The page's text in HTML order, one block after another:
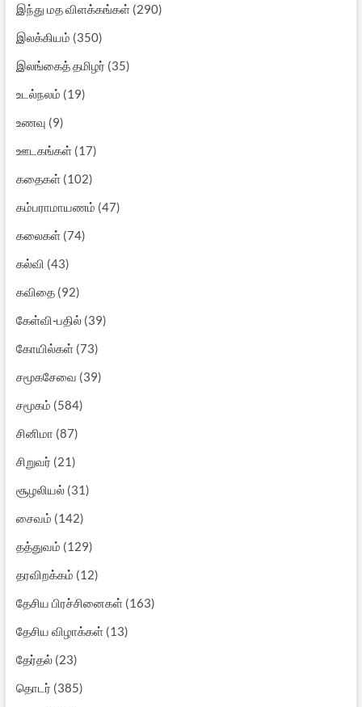
இந்து மத விளக்கங்கள்(290)
இலக்கியம் (350)
இலங்கைத் தமிழர் (35)
உடல்நலம் (19)
உணவு (9)
ஊடகங்கள்(17)
கதைகள்(102)
கம்பராமாயணம் (47)
கலைகள்(74)
கல்வி (43)
கவிதை(92)
கேள்வி-பதில்(39)
கோயில்கள்(73)
சமூகசேவை (39)
சமூகம் (584)
சினிமா (87)
சிறுவர் (21)
சூழலியல்(31)
சைவம் (142)
தத்துவம் (129)
தரவிறக்கம் (12)
தேசிய பிரச்சினைகள்(163)
தேசிய விழாக்கள்(13)
தேர்தல்(23)
தொடர் (385)